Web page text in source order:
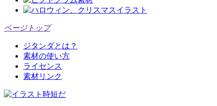
ページトップ
ジタンダとは？
素材の使い方
ライセンス
素材リンク